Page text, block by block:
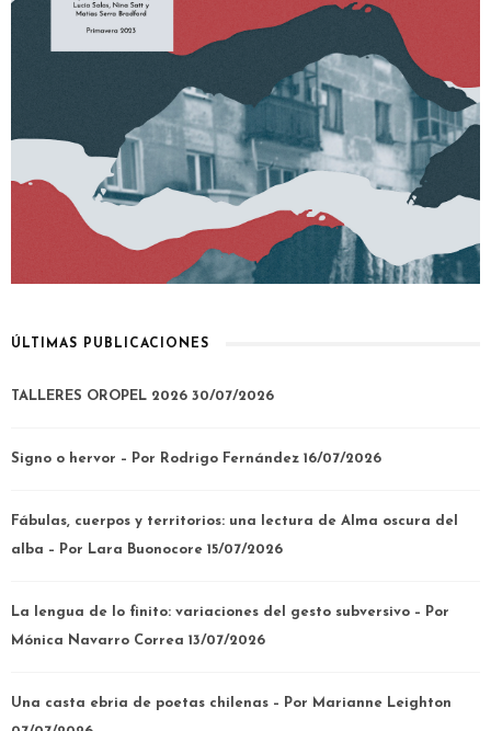
ÚLTIMAS PUBLICACIONES
TALLERES OROPEL 2026 30/07/2026
Signo o hervor – Por Rodrigo Fernández 16/07/2026
Fábulas, cuerpos y territorios: una lectura de Alma oscura del
alba – Por Lara Buonocore 15/07/2026
La lengua de lo finito: variaciones del gesto subversivo – Por
Mónica Navarro Correa 13/07/2026
Una casta ebria de poetas chilenas – Por Marianne Leighton